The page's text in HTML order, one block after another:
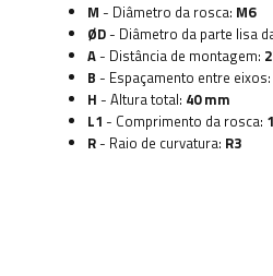
M - Diâmetro da rosca: M6
ØD - Diâmetro da parte lisa
A - Distância de montagem:
B - Espaçamento entre eixos:
H - Altura total: 40 mm
L1 - Comprimento da rosca:
R - Raio de curvatura: R3